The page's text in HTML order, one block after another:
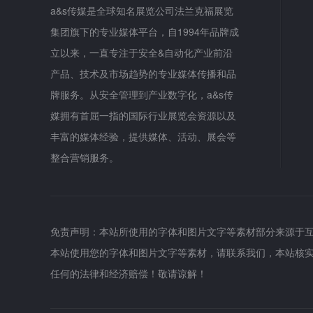
a&s传媒是全球知名展览公司法兰克福展览
集团旗下的专业媒体平台，自1994年品牌成
立以来，一直专注于安全&自动化产业前沿
产品、技术及市场趋势的专业媒体传播和品
牌服务。从安全管理到产业数字化，a&s传
媒拥有首屈一指的国际行业展览会资源以及
丰富的媒体经验，提供媒体、活动、展会等
整合营销服务。
免责声明：本站所使用的字体和图片文字等素材部分来源
本站使用您的字体和图片文字等素材，请联系我们，本站
任何的法律和经济赔偿！敬请谅解！